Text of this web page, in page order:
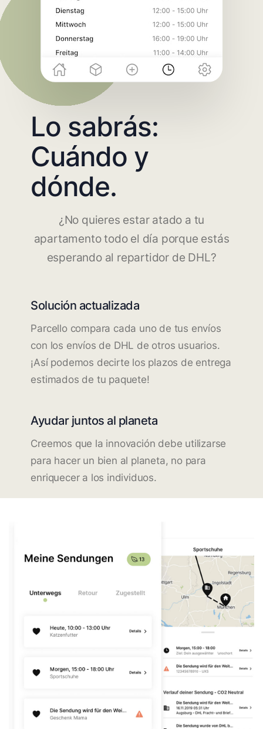
Lo sabrás:
Cuándo y
dónde.
¿No quieres estar atado a tu
apartamento todo el día porque estás
esperando al repartidor de DHL?
Solución actualizada
Parcello compara cada uno de tus envíos
con los envíos de DHL de otros usuarios.
¡Así podemos decirte los plazos de entrega
estimados de tu paquete!
Ayudar juntos al planeta
Creemos que la innovación debe utilizarse
para hacer un bien al planeta, no para
enriquecer a los individuos.